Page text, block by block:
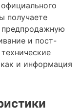
получаете
предпродажную
и пост-
и информация